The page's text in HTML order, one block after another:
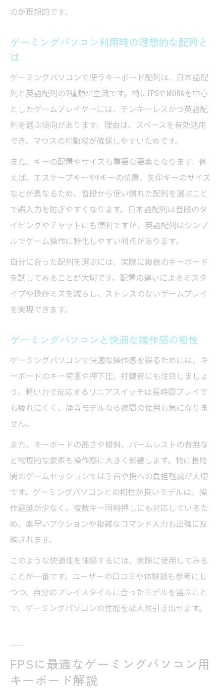
ドの違い
ゲーミングパソコンで体感する有線・無線
の利便性
比較
ゲーミングパソコン用キーボードで選ぶ最
適な接続
ゲーミングパソコン初心者が迷うポイント
のが理想的です。
ゲーミングパソコン利用時の理想的な配列と
は
ゲーミングパソコンで使うキーボード配列は、日本語配
列と英語配列の2種類が主流です。特にFPSやMOBAを中心
としたゲームプレイヤーには、テンキーレスかつ英語配
列を選ぶ傾向があります。理由は、スペースを有効活用
でき、マウスの可動域が確保しやすいためです。
また、キーの配置やサイズも重要な要素となります。例
えば、エスケープキーやFキーの位置、矢印キーのサイズ
などが異なるため、普段から使い慣れた配列を選ぶこと
で誤入力を防ぎやすくなります。日本語配列は普段のタ
イピングやチャットにも便利ですが、英語配列はシンプ
ルでゲーム操作に特化しやすい利点があります。
自分に合った配列を選ぶには、実際に複数のキーボード
を試してみることが大切です。配置の違いによるミスタ
イプや操作ミスを減らし、ストレスのないゲームプレイ
を実現できます。
ゲーミングパソコンと快適な操作感の相性
ゲーミングパソコンで快適な操作感を得るためには、キ
ーボードのキー荷重や押下圧、打鍵音にも注目しましょ
う。軽い力で反応するリニアスイッチは長時間プレイで
も疲れにくく、静音モデルなら夜間の使用も気になりま
せん。
また、キーボードの高さや傾斜、パームレストの有無な
ど物理的な要素も操作感に大きく影響します。特に長時
間のゲームセッションでは手首や指への負担軽減が大切
です。ゲーミングパソコンとの相性が良いモデルは、操
作遅延が少なく、複数キー同時押しにも対応しているた
め、素早いアクションや複雑なコマンド入力も正確に反
映されます。
このような快適性を体感するには、実際に使用してみる
ことが一番です。ユーザーの口コミや体験談も参考にし
つつ、自分のプレイスタイルに合ったモデルを選ぶこと
で、ゲーミングパソコンの性能を最大限引き出せます。
FPSに最適なゲーミングパソコン用
キーボード解説